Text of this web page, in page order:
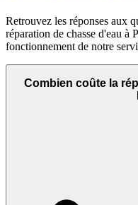
Retrouvez les réponses aux
réparation de chasse d'eau à
fonctionnement de notre
Combien coûte la